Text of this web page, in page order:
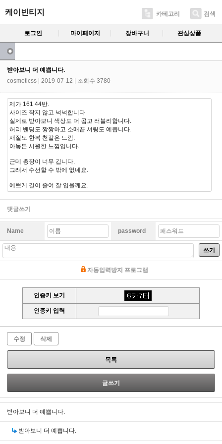
케이빈티지 카테고리 검색
로그인 마이페이지 장바구니 관심상품
받아보니 더 예쁩니다.
cosmeticss | 2019-07-12 | 조회수 3780
제가 161 44반.
사이즈 작지 않고 넉넉합니다
실제로 받아보니 색상도 더 곱고 러블리합니다.
허리 밴딩도 짱짱하고 소매끝 셔링도 예쁩니다.
재질도 한복 천같은 느낌.
아뭏튼 시원한 느낌입니다.
근데 총장이 너무 깁니다.
그래서 수선할 수 밖에 없네요.
예쁘게 길이 줄여 잘 입을께요.
댓글쓰기
Name password
쓰기
자동입력방지 프로그램
인증키 보기
인증키 입력
수정 삭제
목록
글쓰기
받아보니 더 예쁩니다.
받아보니 더 예쁩니다.